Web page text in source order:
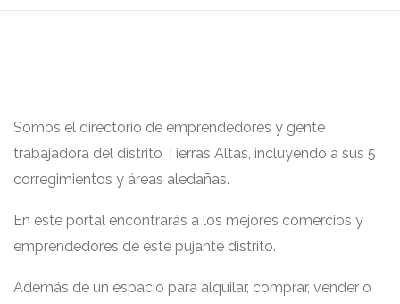
Somos el directorio de emprendedores y gente
trabajadora del distrito Tierras Altas, incluyendo a sus 5
corregimientos y áreas aledañas.
En este portal encontrarás a los mejores comercios y
emprendedores de este pujante distrito.
Además de un espacio para alquilar, comprar, vender o